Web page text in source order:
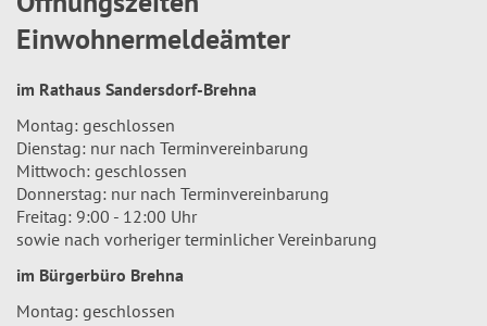
Einwohnermeldeämter
im Rathaus Sandersdorf-Brehna
Montag: geschlossen
Dienstag: nur nach Terminvereinbarung
Mittwoch: geschlossen
Donnerstag: nur nach Terminvereinbarung
Freitag: 9:00 - 12:00 Uhr
sowie nach vorheriger terminlicher Vereinbarung
im Bürgerbüro Brehna
Montag: geschlossen